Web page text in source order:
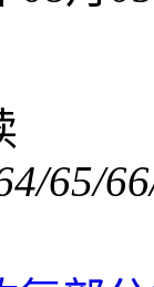
4/65/6